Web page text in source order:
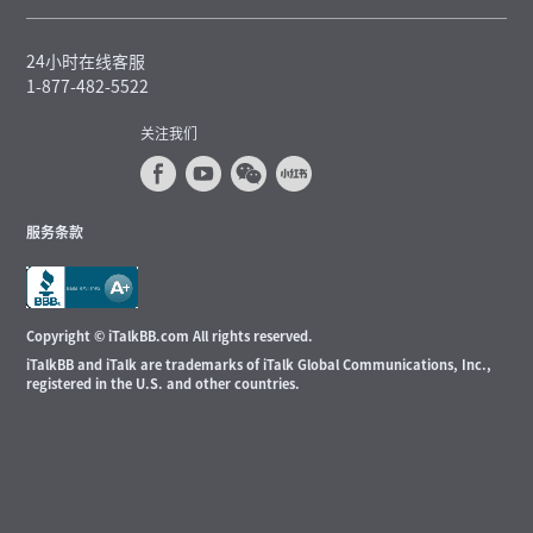
24小时在线客服
1-877-482-5522
关注我们
服务条款
Copyright © iTalkBB.com All rights reserved.
iTalkBB and iTalk are trademarks of iTalk Global Communications, Inc.,
registered in the U.S. and other countries.